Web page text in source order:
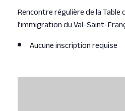
Rencontre régulière de la
l’immigration du Val-Saint-
Aucune inscription requise